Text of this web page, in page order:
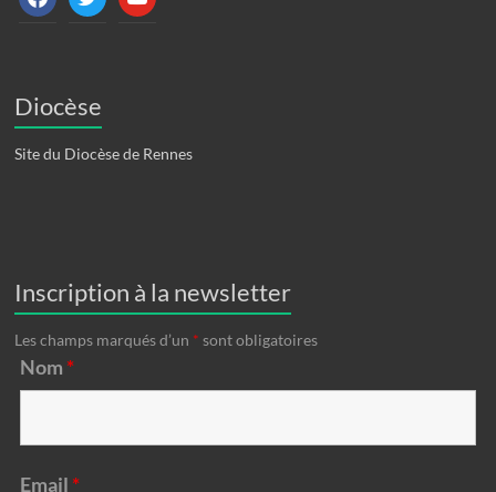
Diocèse
Site du Diocèse de Rennes
Inscription à la newsletter
Les champs marqués d’un * sont obligatoires
Nom *
Email *